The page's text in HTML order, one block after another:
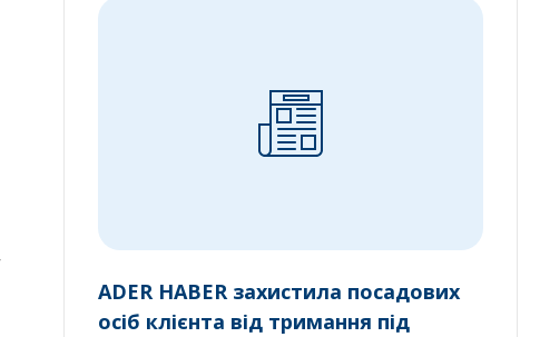
ADER HABER захистила посадових
осіб клієнта від тримання під